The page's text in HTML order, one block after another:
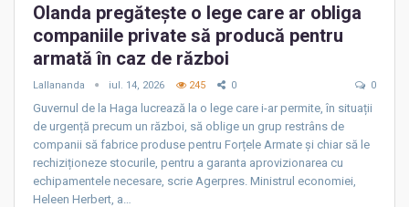
Olanda pregătește o lege care ar obliga
companiile private să producă pentru
armată în caz de război
Lallananda iul. 14, 2026 245 0 0
Guvernul de la Haga lucrează la o lege care i-ar permite, în situații
de urgență precum un război, să oblige un grup restrâns de
companii să fabrice produse pentru Forțele Armate și chiar să le
rechiziționeze stocurile, pentru a garanta aprovizionarea cu
echipamentele necesare, scrie Agerpres. Ministrul economiei,
Heleen Herbert, a…